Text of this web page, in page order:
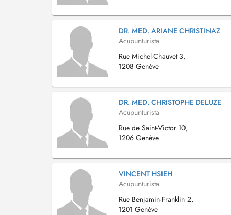
DR. MED. ARIANE CHRISTINAZ
Acupunturista
Rue Michel-Chauvet 3,
1208 Genève
DR. MED. CHRISTOPHE DELUZE
Acupunturista
Rue de Saint-Victor 10,
1206 Genève
VINCENT HSIEH
Acupunturista
Rue Benjamin-Franklin 2,
1201 Genève